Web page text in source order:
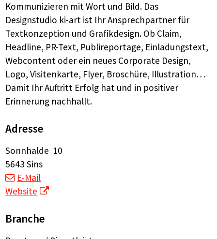
Kommunizieren mit Wort und Bild. Das
Designstudio ki-art ist Ihr Ansprechpartner für
Textkonzeption und Grafikdesign. Ob Claim,
Headline, PR-Text, Publireportage, Einladungstext,
Webcontent oder ein neues Corporate Design,
Logo, Visitenkarte, Flyer, Broschüre, Illustration…
Damit Ihr Auftritt Erfolg hat und in positiver
Erinnerung nachhallt.
Adresse
Sonnhalde 10
5643 Sins
E-Mail
Website
Branche